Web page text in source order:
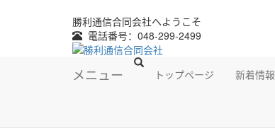
勝利通信合同会社へようこそ
電話番号：048-299-2499
メニュー トップページ 新着情報